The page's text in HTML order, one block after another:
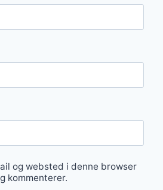
og websted i denne browser
kommenterer.